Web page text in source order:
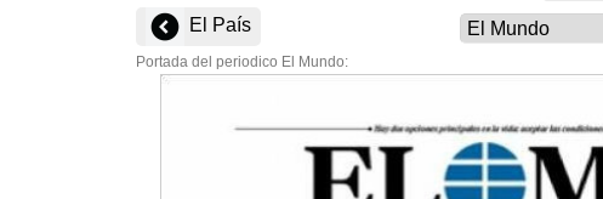
El País
Portada del periodico El Mundo: